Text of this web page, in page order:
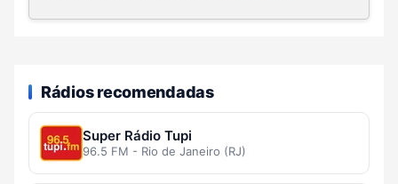
Rádios recomendadas
Super Rádio Tupi
96.5 FM - Rio de Janeiro (RJ)